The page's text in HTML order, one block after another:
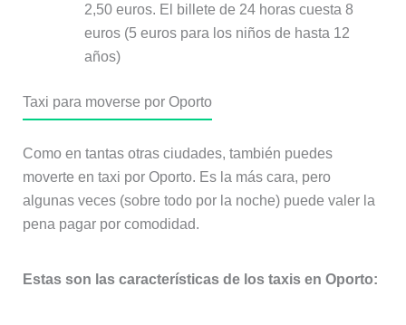
2,50 euros. El billete de 24 horas cuesta 8
euros (5 euros para los niños de hasta 12
años)
Taxi para moverse por Oporto
Como en tantas otras ciudades, también puedes
moverte en taxi por Oporto. Es la más cara, pero
algunas veces (sobre todo por la noche) puede valer la
pena pagar por comodidad.
Estas son las características de los taxis en Oporto: